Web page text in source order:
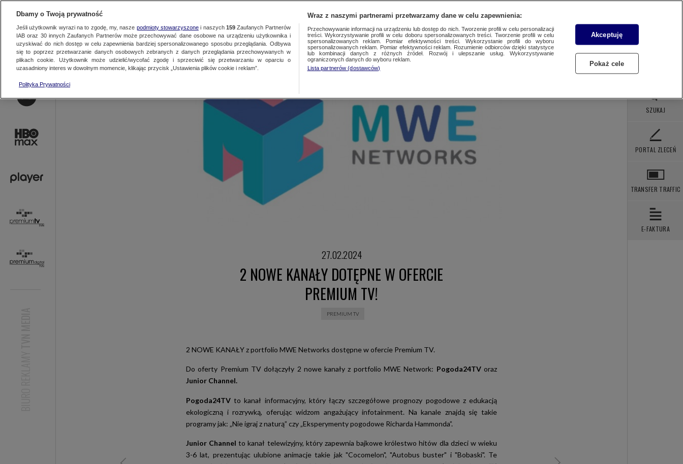
AKTUALNOŚCI MEDIA DO POBRANIA
SZUKAJ
PORTAL ZLECEŃ
TRANSFER TRAFFIC
E-FAKTURA
27.02.2024
2 NOWE KANAŁY DOTĘPNE W OFERCIE
PREMIUM TV!
PREMIUM TV
2 NOWE KANAŁY z portfolio MWE Networks dostępne w ofercie Premium TV.
Do oferty Premium TV dołączyły 2 nowe kanały z portfolio MWE Network: Pogoda24TVoraz
Junior Channel.
Pogoda24TVto kanał informacyjny, który łączy szczegółowe prognozy pogodowe z edukacją
ekologiczną i rozrywką, oferując widzom angażujący infotainment. Na kanale znajdą się takie
programy jak: „Nie igraj z naturą” czy „Eksperymenty pogodowe Richarda Hammonda”.
Junior Channelto kanał telewizyjny, który zapewnia bajkowe królestwo hitów dla dzieci w wieku
3-6 lat, prezentując ulubione animacje takie jak "Cocomelon", "Autobus buster" i "Bobaski". Te
Dbamy o Twoją prywatność
Jeśli użytkownik wyrazi na to zgodę, my, nasze podmioty stowarzyszonei naszych 159Zaufanych Partnerów
IAB oraz 30innych Zaufanych Partnerów może przechowywać dane osobowe na urządzeniu użytkownika i
uzyskiwać do nich dostęp w celu zapewnienia bardziej spersonalizowanego sposobu przeglądania. Odbywa
się to poprzez przetwarzanie danych osobowych zebranych z danych przeglądania przechowywanych w
plikach cookie. Użytkownik może udzielić/wycofać zgodę i sprzeciwić się przetwarzaniu w oparciu o
uzasadniony interes w dowolnym momencie, klikając przycisk „Ustawienia plików cookie i reklam”.
Polityka Prywatności
Wraz z naszymi partnerami przetwarzamy dane w celu zapewnienia:
Przechowywanie informacji na urządzeniu lub dostęp do nich. Tworzenie profili w celu personalizacji
treści. Wykorzystywanie profili w celu doboru spersonalizowanych treści. Tworzenie profili w celu
spersonalizowanych reklam. Pomiar efektywności treści. Wykorzystanie profili do wyboru
spersonalizowanych reklam. Pomiar efektywności reklam. Rozumienie odbiorców dzięki statystyce
lub kombinacji danych z różnych źródeł. Rozwój i ulepszanie usług. Wykorzystywanie
ograniczonych danych do wyboru reklam.
Lista partnerów (dostawców)
Akceptuję
Pokaż cele